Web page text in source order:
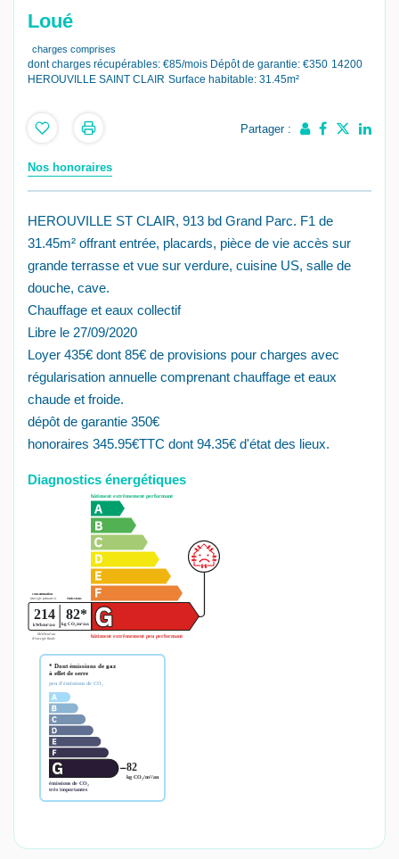
Loué
charges comprises
dont charges récupérables: €85/mois Dépôt de garantie: €350 14200
HEROUVILLE SAINT CLAIR Surface habitable: 31.45m²
Partager :
Nos honoraires
HEROUVILLE ST CLAIR, 913 bd Grand Parc. F1 de
31.45m² offrant entrée, placards, pièce de vie accès sur
grande terrasse et vue sur verdure, cuisine US, salle de
douche, cave.
Chauffage et eaux collectif
Libre le 27/09/2020
Loyer 435€ dont 85€ de provisions pour charges avec
régularisation annuelle comprenant chauffage et eaux
chaude et froide.
dépôt de garantie 350€
honoraires 345.95€TTC dont 94.35€ d'état des lieux.
Diagnostics énergétiques